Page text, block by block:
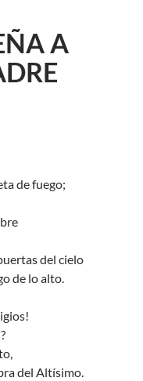
A
de fuego;
del cielo
de lo alto.
del Altísimo.